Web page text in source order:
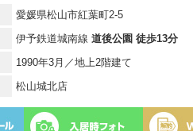
愛媛県松山市紅葉町2-5
伊予鉄道城南線 道後公園 徒歩13分
1990年3月／地上2階建て
松山城北店